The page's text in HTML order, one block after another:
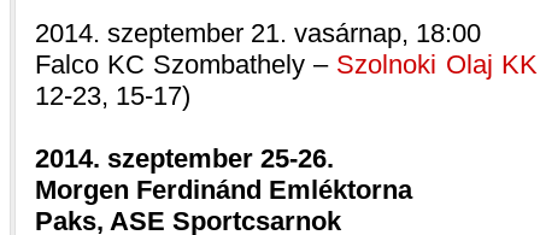
2014. szeptember 21. vasárnap, 18:00
Falco KC Szombathely – Szolnoki Olaj KK
12-23, 15-17)
2014. szeptember 25-26.
Morgen Ferdinánd Emléktorna
Paks, ASE Sportcsarnok